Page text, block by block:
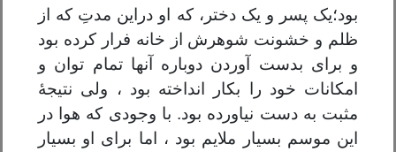
بود؛یک پسر و یک دختر، که او دراین مدتِ که از
ظلم و خشونت شوهرش از خانه فرار کرده بود
و برای بدست آوردن دوباره آنها تمام توان و
امکانات خود را بکار انداخته بود ، ولی نتیجۀ
مثبت به دست نیاورده بود. با وجودی که هوا در
این موسم بسیار ملایم بود ، اما برای او بسیار